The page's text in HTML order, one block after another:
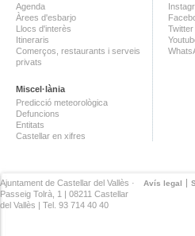
Agenda
Àrees d'esbarjo
Llocs d'interès
Itineraris
Comerços, restaurants i serveis
privats
Miscel·lània
Predicció meteorològica
Defuncions
Entitats
Castellar en xifres
Twitter
Avís legal
Ajuntament de Castellar del Vallès ·
Passeig Tolrà, 1 | 08211 Castellar
del Vallès | Tel. 93 714 40 40